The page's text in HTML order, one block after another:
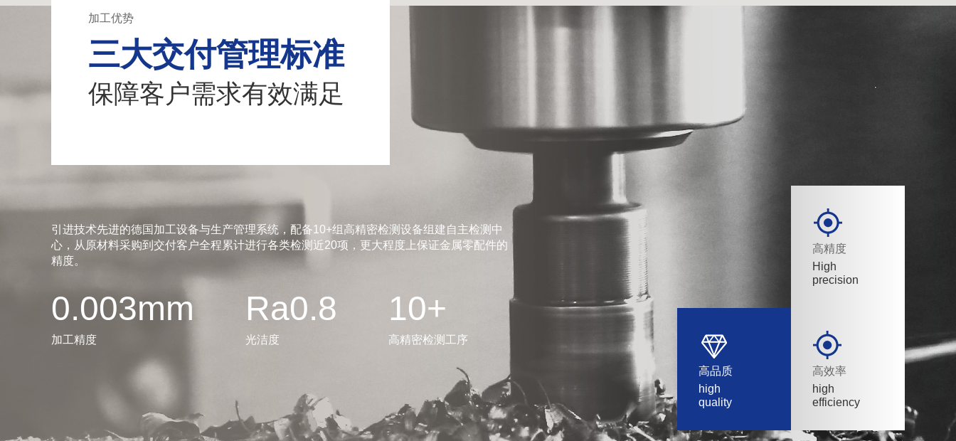
加工优势
三大交付管理标准
保障客户需求有效满足
引进技术先进的德国加工设备与生产管理系统，配备10+组高精密检测设备组建自主检测中
心，从原材料采购到交付客户全程累计进行各类检测近20项，更大程度上保证金属零配件的
精度。
0.003mm
加工精度
Ra0.8
光洁度
10+
高精密检测工序
高精度
High
precision
高品质
high
quality
高效率
high
efficiency